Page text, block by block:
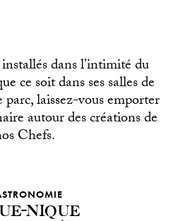
dans l’intimité du
ce soit dans ses salles de
laissez-vous emporter
autour des créations de
Chefs.
nique